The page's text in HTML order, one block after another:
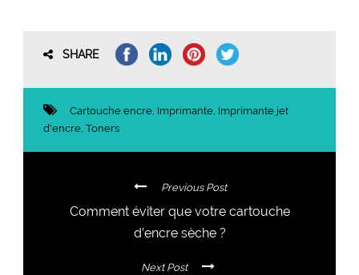
SHARE
Cartouche encre Imprimante Imprimante jet
d'encre Toners
Previous Post
Comment éviter que votre cartouche
d’encre sèche ?
Next Post